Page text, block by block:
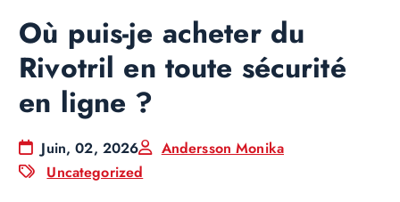
Où puis-je acheter du
Rivotril en toute sécurité
en ligne ?
Juin, 02, 2026
Andersson Monika
Uncategorized